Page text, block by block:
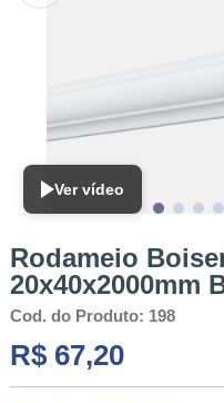
Ver vídeo
Rodameio
20x40x2000mm
Cod. do Produto: 198
R$ 67,20